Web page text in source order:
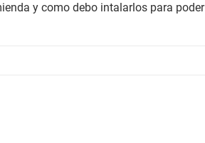
y como debo intalarlos para poder